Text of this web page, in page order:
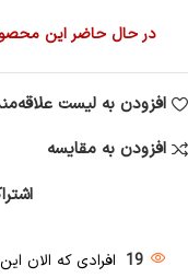
در حال حاضر این
افزودن به لیست
افزودن به مقایسه
19 افرادی که الان